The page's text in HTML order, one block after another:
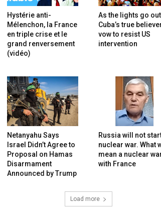
Hystérie anti-
Mélenchon, la France
en triple crise et le
grand renversement
(vidéo)
As the lights go
Cuba’s true
vow to resist US
intervention
Netanyahu Says
Israel Didn’t Agree to
Proposal on Hamas
Disarmament
Announced by Trump
Russia will not
nuclear war. What
mean a nuclear
with France
Load more